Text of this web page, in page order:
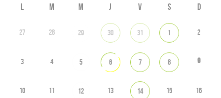
L M M J V S D
27 28 29 30 31 1 2
3 4 5 6 7 8 9
10 11 12 13 14 15 16